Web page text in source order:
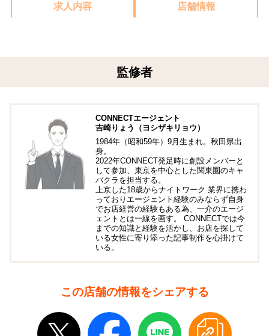
求人内容 店舗情報
監修者
CONNECTエージェント
吉崎りょう（ヨシザキリョウ）
1984年（昭和59年）9月生まれ。秋田県出
身。
2022年CONNECT発足時に創設メンバーと
して参加、東京を中心とした関東圏のキャ
バクラを担当する。
上京した18歳からナイトワーク 業界に携わ
っておりエージェント経験のみならず自身
でお店経営の経験もある為、一介のエージ
ェントとは一線を画す。 CONNECTでは今
までの知識と経験を活かし、お店を探して
いる女性に寄り添った記事制作を心掛けて
いる。
この店舗の情報をシェアする